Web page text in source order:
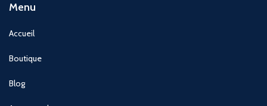
Menu
Accueil
Boutique
Blog